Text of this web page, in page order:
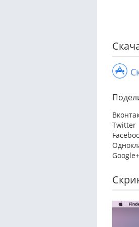
Twitter
Google+